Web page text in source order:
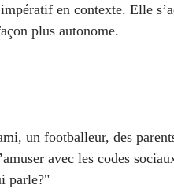
en contexte. Elle
plus autonome.
un footballeur, des
avec les codes
parle?"